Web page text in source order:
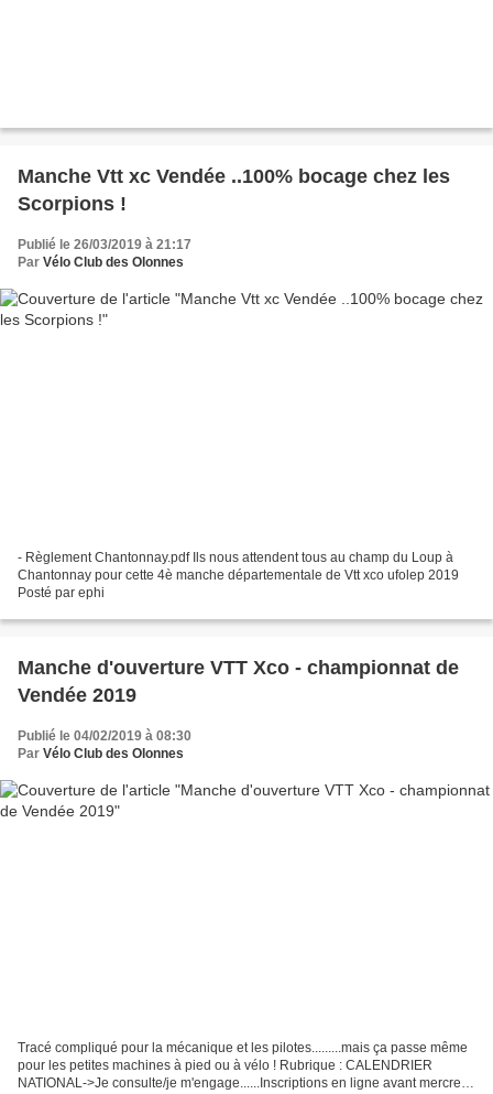
Manche Vtt xc Vendée ..100% bocage chez les
Scorpions !
Publié le 26/03/2019 à 21:17
Par Vélo Club des Olonnes
- Règlement Chantonnay.pdf Ils nous attendent tous au champ du Loup à
Chantonnay pour cette 4è manche départementale de Vtt xco ufolep 2019
Posté par ephi
Manche d'ouverture VTT Xco - championnat de
Vendée 2019
Publié le 04/02/2019 à 08:30
Par Vélo Club des Olonnes
Tracé compliqué pour la mécanique et les pilotes.........mais ça passe même
pour les petites machines à pied ou à vélo ! Rubrique : CALENDRIER
NATIONAL->Je consulte/je m'engage......Inscriptions en ligne avant mercredi